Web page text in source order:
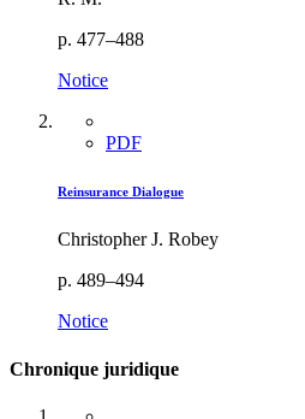
p. 477–488
Notice
PDF
Reinsurance Dialogue
Christopher J. Robey
p. 489–494
Notice
Chronique juridique